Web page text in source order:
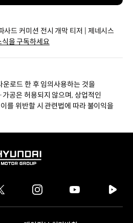
사드 커미션 전시 개막 티저 | 제네시스
을 구독하세요
로드 한 후 임의사용하는 것을
공은 허용되지 않으며, 상업적인
를 위반할 시 관련법에 따라 불이익을
twitter instagram
tv